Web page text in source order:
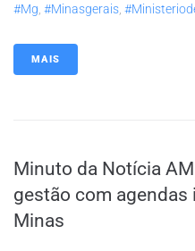
#mg #minasgerais
MAIS
Minuto da Notícia
gestão com
Minas